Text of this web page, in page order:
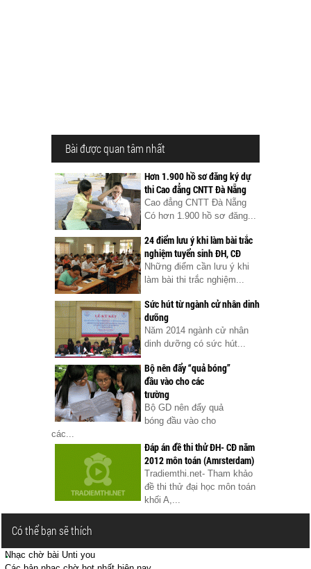
Bài được quan tâm nhất
Hơn 1.900 hồ sơ đăng ký dự
thi Cao đẳng CNTT Đà Nẵng
Cao đẳng CNTT Đà Nẵng
Có hơn 1.900 hồ sơ đăng...
24 điểm lưu ý khi làm bài trắc
nghiệm tuyển sinh ĐH, CĐ
Những điểm cần lưu ý khi
làm bài thi trắc nghiệm...
Sức hút từ ngành cử nhân dinh
dưỡng
Năm 2014 ngành cử nhân
dinh dưỡng có sức hút...
Bộ nên đẩy “quả bóng”
đầu vào cho các
trường
Bộ GD nên đẩy quả
bóng đầu vào cho
các...
Đáp án đề thi thử ĐH- CĐ năm
2012 môn toán (Amrsterdam)
Tradiemthi.net- Tham khảo
đề thi thử đại học môn toán
khối A,...
Có thể bạn sẽ thích
Nhạc chờ bài Unti you